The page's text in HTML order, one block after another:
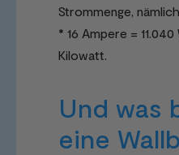
Strommenge,
* 16 Ampere =
Kilowatt.
Und was
eine